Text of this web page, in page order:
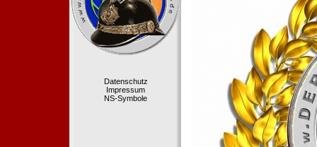
Datenschutz
Impressum
NS-Symbole